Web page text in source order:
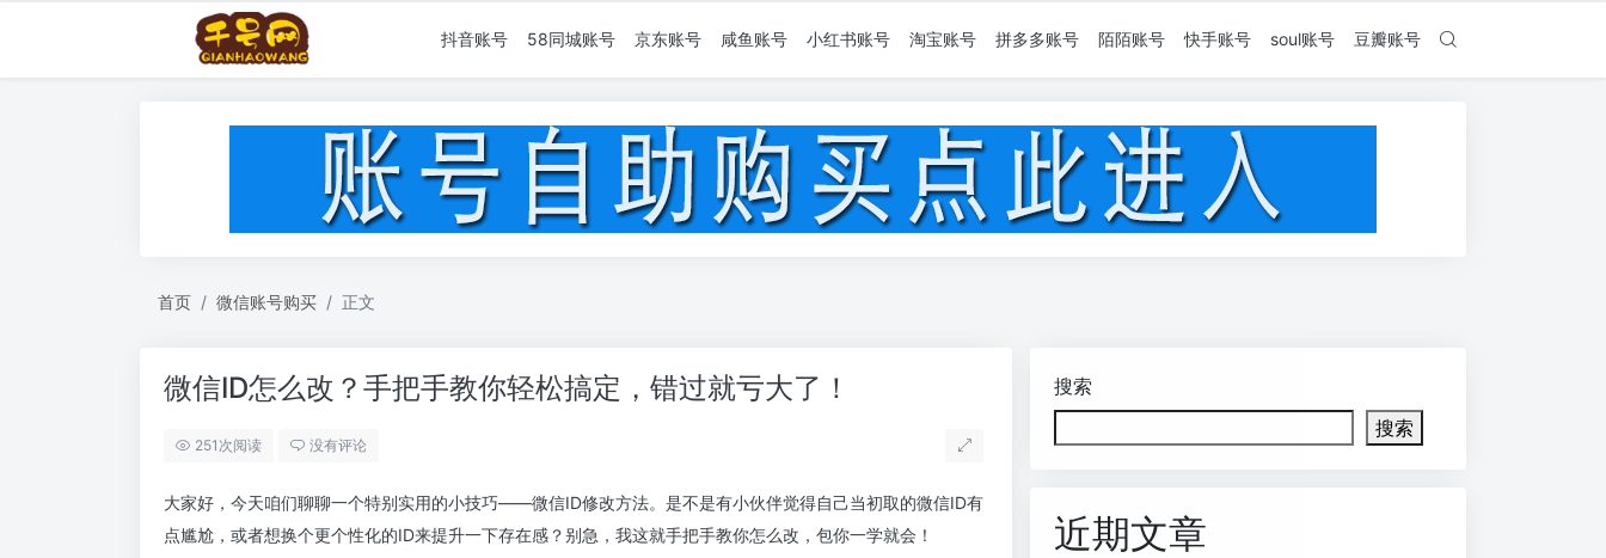
抖音账号 58同城账号 京东账号 咸鱼账号 小红书账号 淘宝账号 拼多多账号 陌陌账号 快手账号 soul账号 豆瓣账号
首页 微信账号购买 正文
微信ID怎么改？手把手教你轻松搞定，错过就亏大了！
251次阅读 没有评论
大家好，今天咱们聊聊一个特别实用的小技巧——微信ID修改方法。是不是有小伙伴觉得自己当初取的微信ID有
点尴尬，或者想换个更个性化的ID来提升一下存在感？别急，我这就手把手教你怎么改，包你一学就会！
搜索
搜索
近期文章